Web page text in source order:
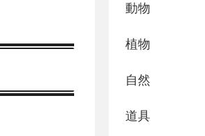
動物
植物
自然
道具